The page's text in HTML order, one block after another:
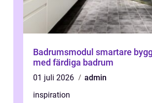
Badrumsmodul smartare byggande
med färdiga badrum
01 juli 2026
admin
inspiration